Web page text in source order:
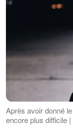
Après avoir donné
encore plus difficile